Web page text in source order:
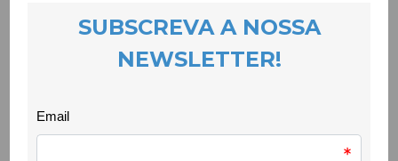
dos Laboratórios a acontecer em cada território, assim como,
a construção do recurso pedagógico a ser lançado ainda este
através da partilha ao vivo.
Podem acompanhar o desenvolvimento do projecto e as suas